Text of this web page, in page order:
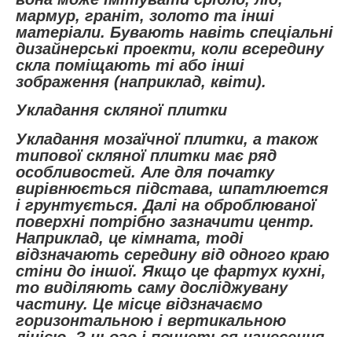
мармур, граніт, золото та інші
матеріали. Бувають навіть спеціальні
дизайнерські проекти, коли всередину
скла поміщають ті або інші
зображення (наприклад, квіти).
Укладання скляної плитки
Укладання мозаїчної плитки, а також
типової скляної плитки має ряд
особливостей. Але для початку
вирівнюється підстава, шпатлюется
і грунтується. Далі на оброблюваної
поверхні потрібно зазначити центр.
Наприклад, це кімната, тоді
відзначають середину від одного краю
стіни до іншої. Якщо це фартух кухні,
то виділяють саму досліджувану
частину. Це місце відзначаємо
горизонтальною і вертикальною